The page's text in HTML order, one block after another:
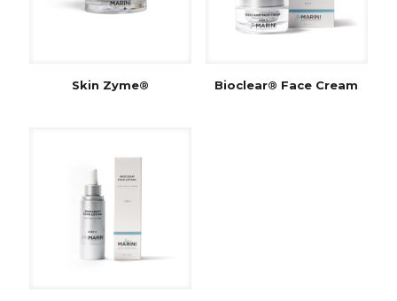
Skin Zyme® Bioclear® Face Cream